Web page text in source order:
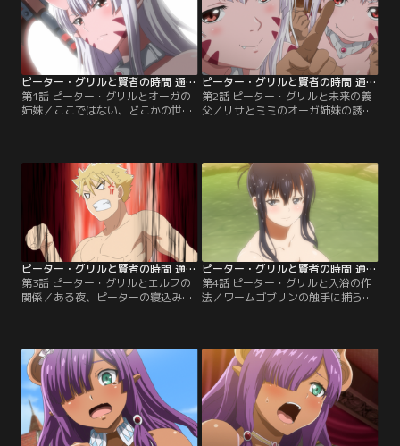
ピーター・グリルと賢者の時間 通常ver. 第01話
第1話 ピーター・グリルとオーガの
姉妹／ここではない、どこかの世
ョンとなっていたのは、婚約者であ
るルヴェリアとの結婚。ところが、
リサとミミのオーガ姉妹をはじめと
する様々な種族が、ピーターの最強
の遺伝子を狙って動き出していた。
ピーター・グリルと賢者の時間 通常ver. 第02話
第2話 ピーター・グリルと未来の義
父／リサとミミのオーガ姉妹の誘惑
して婚約を宣言する。娘を異常なま
でに溺愛するギルド長は、血の涙を
流してピーターを憎悪。こともあろ
うに、ピーターがまたもオーガ姉妹
ピーター・グリルと賢者の時間 通常ver. 第03話
第3話 ピーター・グリルとエルフの
関係／ある夜、ピーターの寝込みを
いはもちろん、ピーターの持つ最強
の遺伝子。ところが、ピーターの象
さんはいっこうに興奮しない。プラ
イドを傷付けられたビーガンは、う
さん臭い術をピーターにかけて去っ
ていく。
ピーター・グリルと賢者の時間 通常ver. 第04話
第4話 ピーター・グリルと入浴の作
法／ワームゴブリンの触手に捕らわ
た。その圧倒的な強さに、戦いを見
ていたリサとミミは大興奮。ルヴェ
リアも惚れ直した様子だが、ピータ
ーはなぜか浮かない顔。実は、ビー
ガンにかけられた術の効果が出始め
ていて……。